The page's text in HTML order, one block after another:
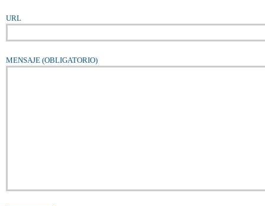
URL
MENSAJE (OBLIGATORIO)